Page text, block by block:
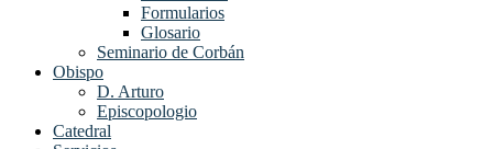
Formularios
Glosario
Seminario de Corbán
Obispo
D. Arturo
Episcopologio
Catedral